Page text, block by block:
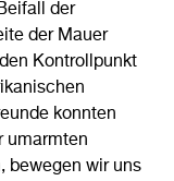
der
der Mauer
Kontrollpunkt
konnten
umarmten
bewegen wir uns